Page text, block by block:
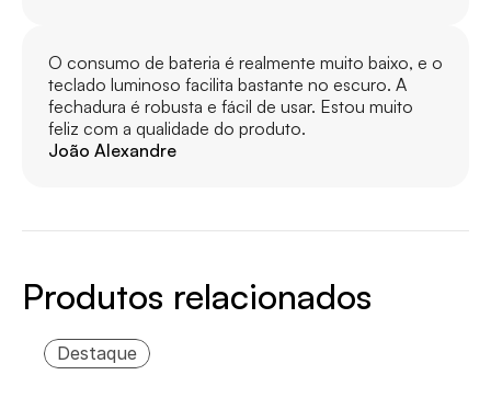
O consumo de bateria é realmente muito baixo, e o
teclado luminoso facilita bastante no escuro. A
fechadura é robusta e fácil de usar. Estou muito
feliz com a qualidade do produto.
João Alexandre
Produtos relacionados
Destaque